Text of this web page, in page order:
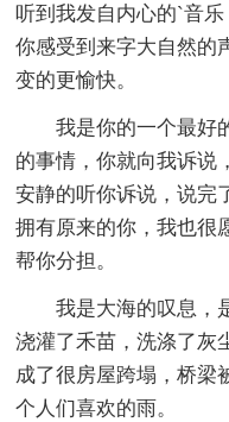
听到我发自内心的`音
你感受到来字大自然的
变的更愉快。
我是你的一个最好
的事情，你就向我诉说
安静的听你诉说，说完
拥有原来的你，我也很
帮你分担。
我是大海的叹息，
浇灌了禾苗，洗涤了灰
成了很房屋跨塌，桥梁
个人们喜欢的雨。